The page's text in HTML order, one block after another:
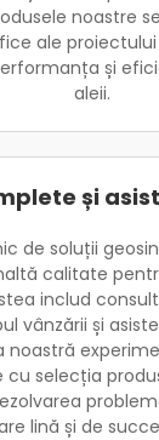
noastre
ale
și
aleii.
și
de soluții
calitate
includ
vânzării și
noastră
selecția
lină și de